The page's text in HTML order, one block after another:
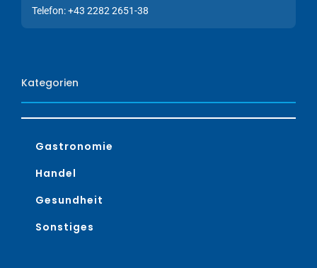
Telefon: +43 2282 2651-38
Kategorien
Gastronomie
Handel
Gesundheit
Sonstiges